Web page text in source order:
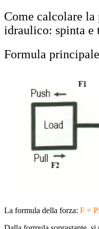
Come calcolare
idraulico: spinta e
Formula principale
La formula della forza: F =